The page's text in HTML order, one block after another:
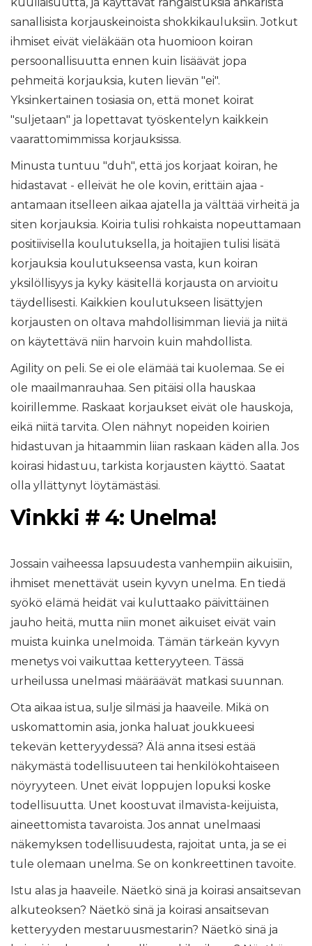
sanallisista korjauskeinoista shokkikauluksiin. Jotkut
ihmiset eivät vieläkään ota huomioon koiran
persoonallisuutta ennen kuin lisäävät jopa
pehmeitä korjauksia, kuten lievän "ei".
Yksinkertainen tosiasia on, että monet koirat
"suljetaan" ja lopettavat työskentelyn kaikkein
vaarattomimmissa korjauksissa.
Minusta tuntuu "duh", että jos korjaat koiran, he
hidastavat - elleivät he ole kovin, erittäin ajaa -
antamaan itselleen aikaa ajatella ja välttää virheitä ja
siten korjauksia. Koiria tulisi rohkaista nopeuttamaan
positiivisella koulutuksella, ja hoitajien tulisi lisätä
korjauksia koulutukseensa vasta, kun koiran
yksilöllisyys ja kyky käsitellä korjausta on arvioitu
täydellisesti. Kaikkien koulutukseen lisättyjen
korjausten on oltava mahdollisimman lieviä ja niitä
on käytettävä niin harvoin kuin mahdollista.
Agility on peli. Se ei ole elämää tai kuolemaa. Se ei
ole maailmanrauhaa. Sen pitäisi olla hauskaa
koirillemme. Raskaat korjaukset eivät ole hauskoja,
eikä niitä tarvita. Olen nähnyt nopeiden koirien
hidastuvan ja hitaammin liian raskaan käden alla. Jos
koirasi hidastuu, tarkista korjausten käyttö. Saatat
olla yllättynyt löytämästäsi.
Vinkki # 4: Unelma!
Jossain vaiheessa lapsuudesta vanhempiin aikuisiin,
ihmiset menettävät usein kyvyn unelma. En tiedä
syökö elämä heidät vai kuluttaako päivittäinen
jauho heitä, mutta niin monet aikuiset eivät vain
muista kuinka unelmoida. Tämän tärkeän kyvyn
menetys voi vaikuttaa ketteryyteen. Tässä
urheilussa unelmasi määräävät matkasi suunnan.
Ota aikaa istua, sulje silmäsi ja haaveile. Mikä on
uskomattomin asia, jonka haluat joukkueesi
tekevän ketteryydessä? Älä anna itsesi estää
näkymästä todellisuuteen tai henkilökohtaiseen
nöyryyteen. Unet eivät loppujen lopuksi koske
todellisuutta. Unet koostuvat ilmavista-keijuista,
aineettomista tavaroista. Jos annat unelmaasi
näkemyksen todellisuudesta, rajoitat unta, ja se ei
tule olemaan unelma. Se on konkreettinen tavoite.
Istu alas ja haaveile. Näetkö sinä ja koirasi ansaitsevan
alkuteoksen? Näetkö sinä ja koirasi ansaitsevan
ketteryyden mestaruusmestarin? Näetkö sinä ja